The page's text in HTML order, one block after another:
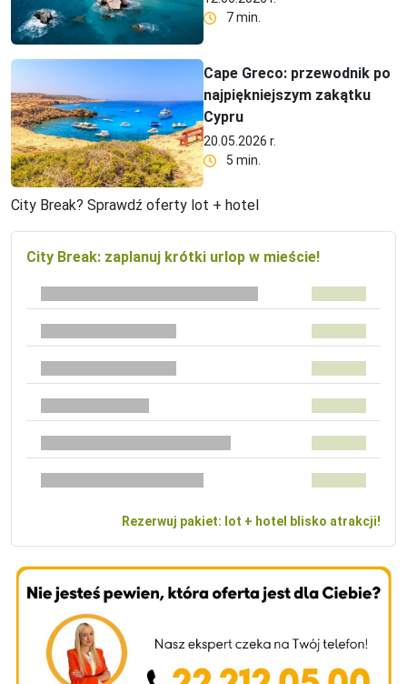
7 min.
Cape Greco: przewodnik po
najpiękniejszym zakątku
Cypru
20.05.2026 r.
5 min.
City Break? Sprawdź oferty lot + hotel
City Break: zaplanuj krótki urlop w mieście!
Rezerwuj pakiet: lot + hotel blisko atrakcji!